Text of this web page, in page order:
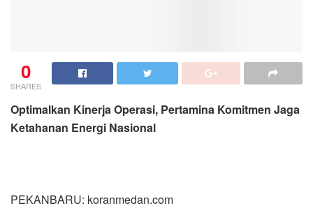
0
SHARES
Optimalkan Kinerja Operasi, Pertamina Komitmen Jaga
Ketahanan Energi Nasional
PEKANBARU: koranmedan.com